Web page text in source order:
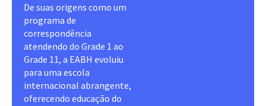
De suas origens como um
programa de
correspondência
atendendo do Grade 1 ao
Grade 11, a EABH evoluiu
para uma escola
internacional abrangente,
oferecendo educação do